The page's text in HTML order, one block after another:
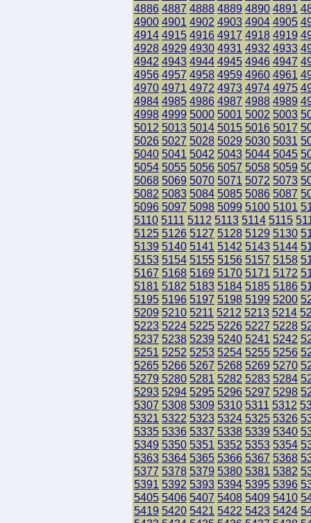
4886 4887 4888 4889 4890 4891
4900 4901 4902 4903 4904 4905
4914 4915 4916 4917 4918 4919
4928 4929 4930 4931 4932 4933
4942 4943 4944 4945 4946 4947
4956 4957 4958 4959 4960 4961
4970 4971 4972 4973 4974 4975
4984 4985 4986 4987 4988 4989
4998 4999 5000 5001 5002 5003
5012 5013 5014 5015 5016 5017
5026 5027 5028 5029 5030 5031
5040 5041 5042 5043 5044 5045
5054 5055 5056 5057 5058 5059
5068 5069 5070 5071 5072 5073
5082 5083 5084 5085 5086 5087
5096 5097 5098 5099 5100 5101
5110 5111 5112 5113 5114 5115
5125 5126 5127 5128 5129 5130
5139 5140 5141 5142 5143 5144
5153 5154 5155 5156 5157 5158
5167 5168 5169 5170 5171 5172
5181 5182 5183 5184 5185 5186
5195 5196 5197 5198 5199 5200
5209 5210 5211 5212 5213 5214
5223 5224 5225 5226 5227 5228
5237 5238 5239 5240 5241 5242
5251 5252 5253 5254 5255 5256
5265 5266 5267 5268 5269 5270
5279 5280 5281 5282 5283 5284
5293 5294 5295 5296 5297 5298
5307 5308 5309 5310 5311 5312
5321 5322 5323 5324 5325 5326
5335 5336 5337 5338 5339 5340
5349 5350 5351 5352 5353 5354
5363 5364 5365 5366 5367 5368
5377 5378 5379 5380 5381 5382
5391 5392 5393 5394 5395 5396
5405 5406 5407 5408 5409 5410
5419 5420 5421 5422 5423 5424